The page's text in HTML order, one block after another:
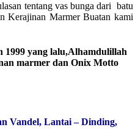
tentang vas bunga dari batu
Kerajinan Marmer Buatan kami
1999 yang lalu,Alhamdulillah
marmer dan Onix Motto
Vandel, Lantai – Dinding,